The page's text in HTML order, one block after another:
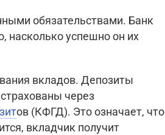
обязательствами. Банк
насколько успешно он их
вкладов. Депозиты
через
ов (КФГД). Это означает, что
вкладчик получит